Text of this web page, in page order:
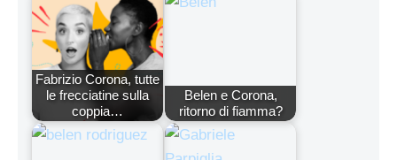
Fabrizio Corona, tutte
le frecciatine sulla
coppia…
Belen e Corona,
ritorno di fiamma?